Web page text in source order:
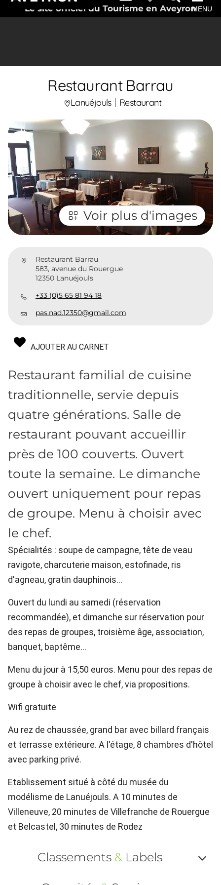
Le site officiel du Tourisme en AveyronMENU
Restaurant Barrau
Lanuéjouls Restaurant
Voir plus d'images
Restaurant Barrau
583, avenue du Rouergue
12350 Lanuéjouls
+33 (0)5 65 81 94 18
pas.nad.12350@gmail.com
AJOUTER AU CARNET
Restaurant familial de cuisine
traditionnelle, servie depuis
quatre générations. Salle de
restaurant pouvant accueillir
près de 100 couverts. Ouvert
toute la semaine. Le dimanche
ouvert uniquement pour repas
de groupe. Menu à choisir avec
le chef.
Spécialités : soupe de campagne, tête de veau
ravigote, charcuterie maison, estofinade, ris
d'agneau, gratin dauphinois...
Ouvert du lundi au samedi (réservation
recommandée), et dimanche sur réservation pour
des repas de groupes, troisième âge, association,
banquet, baptême...
Menu du jour à 15,50 euros. Menu pour des repas de
groupe à choisir avec le chef, via propositions.
Wifi gratuite
Au rez de chaussée, grand bar avec billard français
et terrasse extérieure. A l'étage, 8 chambres d'hôtel
avec parking privé.
Etablissement situé à côté du musée du
modélisme de Lanuéjouls. A 10 minutes de
Villeneuve, 20 minutes de Villefranche de Rouergue
et Belcastel, 30 minutes de Rodez
Classements & Labels